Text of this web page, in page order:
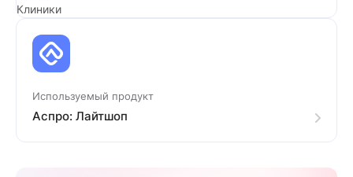
Клиники
Используемый продукт
Аспро: Лайтшоп